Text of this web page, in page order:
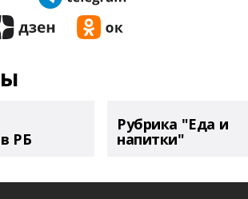
РБ
Рубрика "Еда и
напитки"